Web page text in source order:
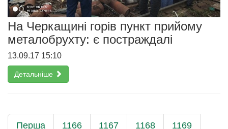
На Черкащині горів пункт прийому
металобрухту: є постраждалі
13.09.17 15:10
Детальніше
Перша 1166 1167 1168 1169